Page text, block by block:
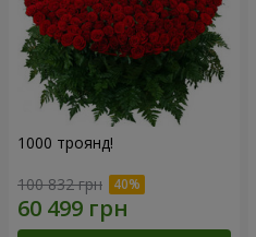
1000 троянд!
100 832 грн